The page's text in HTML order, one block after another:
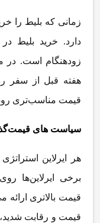
زمانی که بلیط را
دارد. خرید بلیط
زودهنگام است. در
هفته قبل از سفر
قیمت مناسبتری
سیاست های قیمت
هر ایرلاین
برخی ایرلاینها
قیمت بالاتری ارائه
قیمت و رقابت